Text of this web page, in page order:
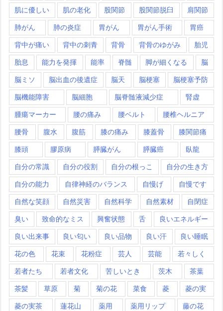
肌に優しい 肌の老化 股関節 股関節脱臼 肩関節
肺がん 肺の炎症 胃がん 胃がん手術 胃癌
背中が痛い 背中の刺青 背骨 背骨のゆがみ 胎児
胎息 能力を発揮 能率 脊髄 脚が細くなる 脳
脳ミソ 脳出血の後遺症 脳天 脳梗塞 脳梗塞予防
脳機能障害 脳細胞 脳脊髄液減少症 腎虚
腫瘍マーカー 腰の痛み 腰ベルト 腰椎ヘルニア
腰骨 腹水 腹筋 膝の痛み 膝蓋骨 膝関節痛
膝頭 膠原病 膵臓がん 膵臓癌 臥龍
自分の常識 自分の役割 自分の根っこ 自分の生き方
自分の能力 自律神経のバランス 自慢げ 自慢です
自然な笑顔 自然災害 自然科学 自然素材 自閉症
臭い 致命的なミス 興奮状態 舌 良いエネルギー
良い出来事 良い匂い 良い品物 良い汗 良い睡眠
花の色 花束 花粉症 芸人 芸能 若々しく
若者たち 若者文化 苦しいとき 茨木 茶葉
茶髪 草原 菊 菊の花 菜食 菱 菱の実
菱の実茶 蓮花山 薬用 薬用リップ 藤の花